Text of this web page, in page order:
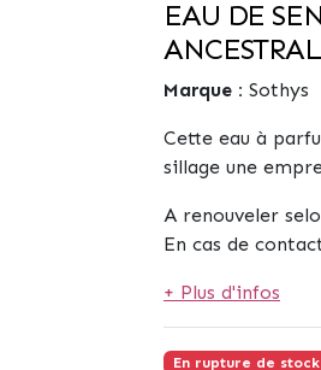
EAU DE
Marque : Sothys
Cette eau à
sillage une
A renouveler
En cas de
+ Plus d'infos
En rupture de stock